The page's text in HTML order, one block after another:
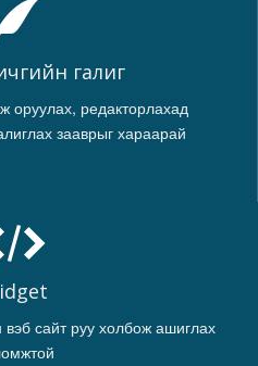
галиг
оруулах, редакторлахад
зааврыг хараарай
сайт руу холбож ашиглах